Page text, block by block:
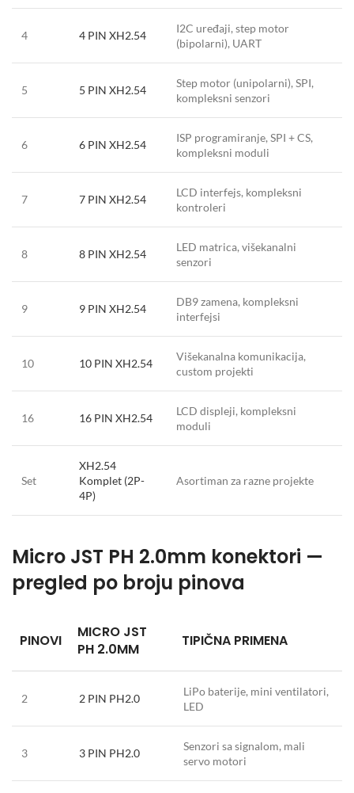
4 4 PIN XH2.54
I2C uređaji, step motor
(bipolarni), UART
5 5 PIN XH2.54
Step motor (unipolarni), SPI,
kompleksni senzori
6 6 PIN XH2.54
ISP programiranje, SPI + CS,
kompleksni moduli
7 7 PIN XH2.54
LCD interfejs, kompleksni
kontroleri
8 8 PIN XH2.54
LED matrica, višekanalni
senzori
9 9 PIN XH2.54
DB9 zamena, kompleksni
interfejsi
10 10 PIN XH2.54
Višekanalna komunikacija,
custom projekti
16 16 PIN XH2.54
LCD displeji, kompleksni
moduli
Set
XH2.54
Komplet (2P-
4P)
Asortiman za razne projekte
Micro JST PH 2.0mm konektori —
pregled po broju pinova
PINOVI
MICRO JST
PH 2.0MM
TIPIČNA PRIMENA
2 2 PIN PH2.0
LiPo baterije, mini ventilatori,
LED
3 3 PIN PH2.0
Senzori sa signalom, mali
servo motori